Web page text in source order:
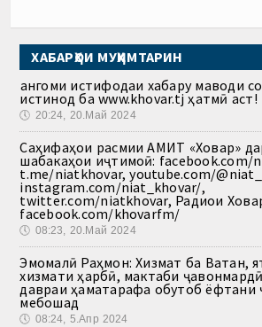
ХАБАРҲОИ МУҲИМТАРИН
Ҳангоми истифодаи хабару маводи
истинод ба www.khovar.tj ҳатмӣ аст!
🕔 20:24, 20.Май 2024
Саҳифаҳои расмии АМИТ «Ховар»
шабакаҳои иҷтимоӣ: facebook.com/
t.me/niatkhovar, youtube.com/
instagram.com/niat_khovar/,
twitter.com/niatkhovar, Радиои
facebook.com/khovarfm/
🕔 08:23, 20.Май 2024
Эмомалӣ Раҳмон: Хизмат ба Ватан,
хизмати ҳарбӣ, мактаби
давраи ҳаматарафа обутоб ёфтани
мебошад
🕔 08:24, 5.Апр 2024